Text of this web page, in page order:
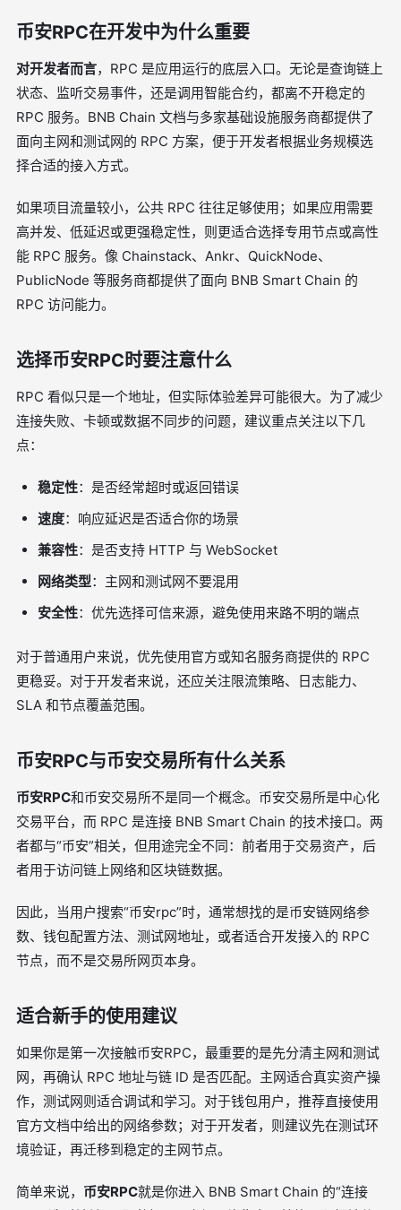
币安RPC在开发中为什么重要
对开发者而言，RPC 是应用运行的底层入口。无论是查询链上
状态、监听交易事件，还是调用智能合约，都离不开稳定的
RPC 服务。BNB Chain 文档与多家基础设施服务商都提供了
面向主网和测试网的 RPC 方案，便于开发者根据业务规模选
择合适的接入方式。
如果项目流量较小，公共 RPC 往往足够使用；如果应用需要
高并发、低延迟或更强稳定性，则更适合选择专用节点或高性
能 RPC 服务。像 Chainstack、Ankr、QuickNode、
PublicNode 等服务商都提供了面向 BNB Smart Chain 的
RPC 访问能力。
选择币安RPC时要注意什么
RPC 看似只是一个地址，但实际体验差异可能很大。为了减少
连接失败、卡顿或数据不同步的问题，建议重点关注以下几
点：
稳定性：是否经常超时或返回错误
速度：响应延迟是否适合你的场景
兼容性：是否支持 HTTP 与 WebSocket
网络类型：主网和测试网不要混用
安全性：优先选择可信来源，避免使用来路不明的端点
对于普通用户来说，优先使用官方或知名服务商提供的 RPC
更稳妥。对于开发者来说，还应关注限流策略、日志能力、
SLA 和节点覆盖范围。
币安RPC与币安交易所有什么关系
币安RPC和币安交易所不是同一个概念。币安交易所是中心化
交易平台，而 RPC 是连接 BNB Smart Chain 的技术接口。两
者都与“币安”相关，但用途完全不同：前者用于交易资产，后
者用于访问链上网络和区块链数据。
因此，当用户搜索“币安rpc”时，通常想找的是币安链网络参
数、钱包配置方法、测试网地址，或者适合开发接入的 RPC
节点，而不是交易所网页本身。
适合新手的使用建议
如果你是第一次接触币安RPC，最重要的是先分清主网和测试
网，再确认 RPC 地址与链 ID 是否匹配。主网适合真实资产操
作，测试网则适合调试和学习。对于钱包用户，推荐直接使用
官方文档中给出的网络参数；对于开发者，则建议先在测试环
境验证，再迁移到稳定的主网节点。
简单来说， 币安RPC就是你进入 BNB Smart Chain 的“连接